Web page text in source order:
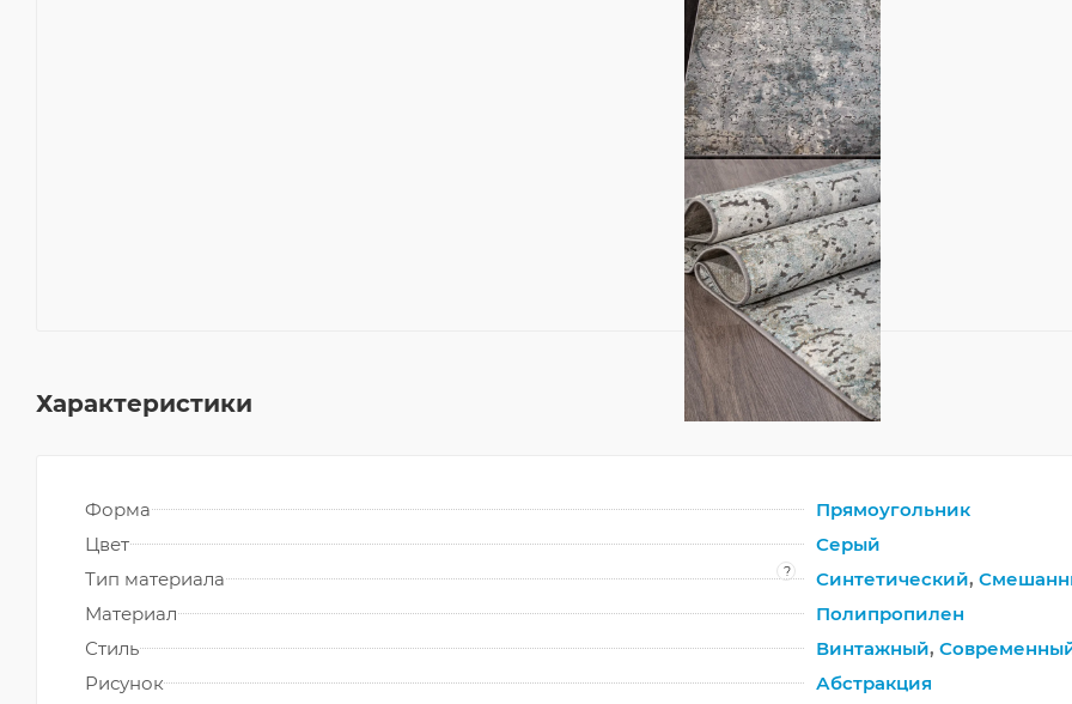
Характеристики
Форма
Прямоугольник
Цвет
Серый
Тип материала
? Синтетический,
Материал
Полипропилен
Стиль
Винтажный,
Рисунок
Абстракция